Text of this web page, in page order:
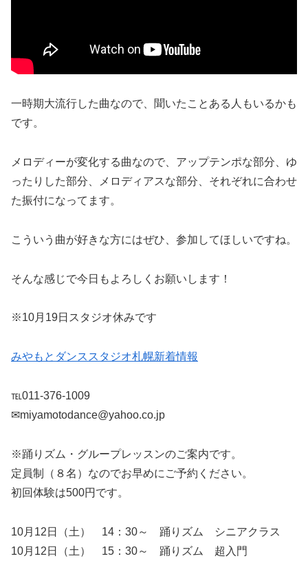
一時期大流行した曲なので、聞いたことある人もいるかも
です。
メロディーが変化する曲なので、アップテンポな部分、ゆ
ったりした部分、メロディアスな部分、それぞれに合わせ
た振付になってます。
こういう曲が好きな方にはぜひ、参加してほしいですね。
そんな感じで今日もよろしくお願いします！
※10月19日スタジオ休みです
みやもとダンススタジオ札幌新着情報
℡011-376-1009
✉miyamotodance@yahoo.co.jp
※踊りズム・グループレッスンのご案内です。
定員制（８名）なのでお早めにご予約ください。
初回体験は500円です。
10月12日（土） 14：30～ 踊りズム シニアクラス
10月12日（土） 15：30～ 踊りズム 超入門